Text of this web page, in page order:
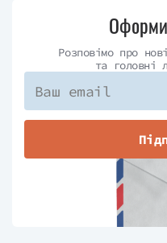
Розповімо про
та головні